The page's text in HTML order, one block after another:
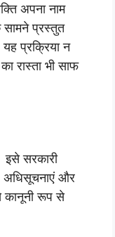
अपना नाम
प्रस्तुत
प्रक्रिया न
रास्ता भी साफ
इसे सरकारी
अधिसूचनाएं और
कानूनी रूप से